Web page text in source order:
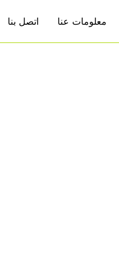
معلومات عنا اتصل بنا